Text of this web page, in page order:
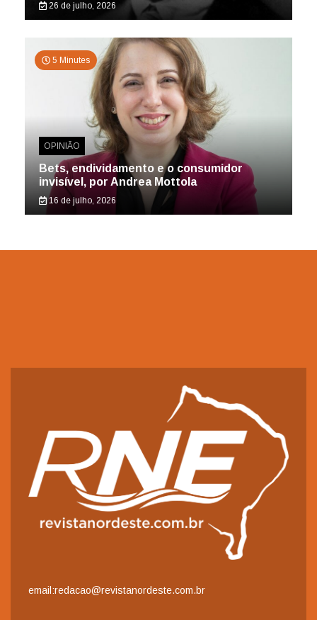
26 de julho, 2026
5 Minutes
OPINIÃO
Bets, endividamento e o consumidor
invisível, por Andrea Mottola
16 de julho, 2026
email:redacao@revistanordeste.com.br